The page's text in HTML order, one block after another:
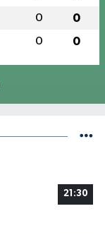
0 0
0 0
21:30